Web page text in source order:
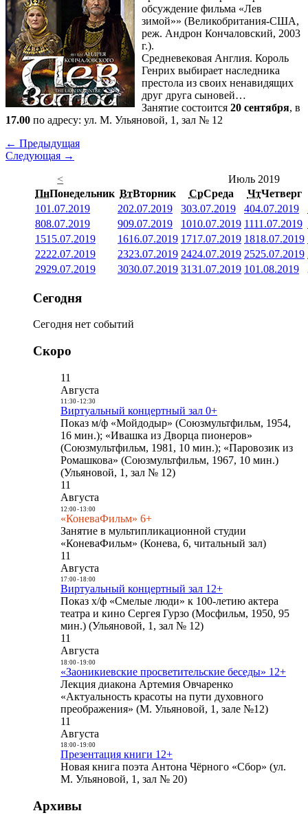
обсуждение фильма «Лев
зимой»» (Великобритания-США,
реж. Андрон Кончаловский, 2003
г.).
Средневековая Англия. Король
Генрих выбирает наследника
престола из своих ненавидящих
друг друга сыновей…
Занятие состоится 20 сентября, в
17.00 по адресу: ул. М. Ульяновой, 1, зал № 12
← Предыдущая
Следующая →
<
Июль 2019
ПнПонедельник ВтВторник СрСреда ЧтЧетверг
101.07.2019 202.07.2019 303.07.2019 404.07.2019
808.07.2019 909.07.2019 1010.07.2019 1111.07.2019
1515.07.2019 1616.07.2019 1717.07.2019 1818.07.2019
2222.07.2019 2323.07.2019 2424.07.2019 2525.07.2019
2929.07.2019 3030.07.2019 3131.07.2019 101.08.2019
Сегодня
Сегодня нет событий
Скоро
11
Августа
11:30- 12:30
Виртуальный концертный зал 0+
Показ м/ф «Мойдодыр» (Союзмультфильм, 1954,
16 мин.); «Ивашка из Дворца пионеров»
(Союзмультфильм, 1981, 10 мин.); «Паровозик из
Ромашкова» (Союзмультфильм, 1967, 10 мин.)
(Ульяновой, 1, зал № 12)
11
Августа
12:00- 13:00
«КоневаФильм» 6+
Занятие в мультипликационной студии
«КоневаФильм» (Конева, 6, читальный зал)
11
Августа
17:00- 18:00
Виртуальный концертный зал 12+
Показ х/ф «Смелые люди» к 100-летию актера
театра и кино Сергея Гурзо (Мосфильм, 1950, 95
мин.) (Ульяновой, 1, зал № 12)
11
Августа
18:00- 19:00
«Заоникиевские просветительские беседы» 12+
Лекция диакона Артемия Овчаренко
«Актуальность красоты на пути духовного
преображения» (М. Ульяновой, 1, зале №12)
11
Августа
18:00- 19:00
Презентация книги 12+
Новая книга поэта Антона Чёрного «Сбор» (ул.
М. Ульяновой, 1, зал № 20)
Архивы